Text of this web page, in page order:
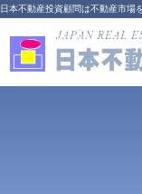
日本不動産投資顧問は不動産市場